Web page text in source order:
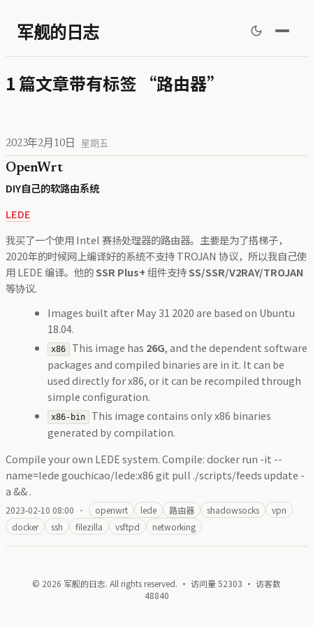
军舰的日志
1 篇文章带有标签 “路由器”
2023年2月10日 星期五
OpenWrt
DIY自己的软路由系统
LEDE
我买了一个使用 Intel 赛扬处理器的路由器。主要是为了搭梯子，
2020年的时候网上编译好的系统不支持 TROJAN 协议，所以我自己使
用 LEDE 编译。他的SSR Plus+组件支持SS/SSR/V2RAY/TROJAN
等协议.
Images built after May 31 2020 are based on Ubuntu
18.04.
x86 This image has 26G, and the dependent software
packages and compiled binaries are in it. It can be
used directly for x86, or it can be recompiled through
simple configuration.
x86-bin This image contains only x86 binaries
generated by compilation.
Compile your own LEDE system. Compile: docker run -it --
name=lede gouchicao/lede:x86 git pull ./scripts/feeds update -
a && .
2023-02-10 08:00 · openwrt lede 路由器 shadowsocks
vpn
docker
ssh filezilla vsftpd networking
© 2026 军舰的日志. All rights reserved. · 访问量52303 · 访客数
48840